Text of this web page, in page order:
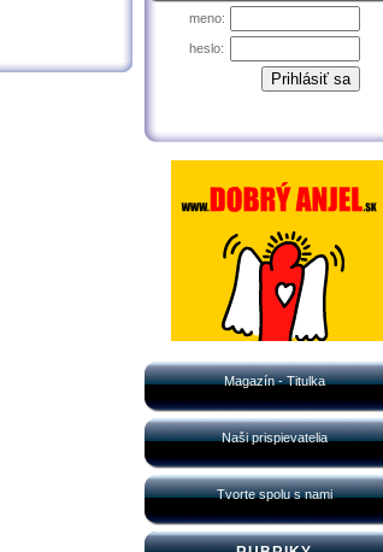
meno:
heslo:
Magazín - Titulka
Naši prispievatelia
Tvorte spolu s nami